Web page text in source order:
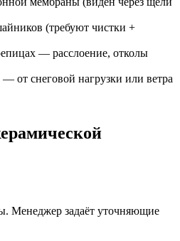
(требуют чистки +
— расслоение, отколы
от снеговой нагрузки или ветра
Менеджер задаёт уточняющие